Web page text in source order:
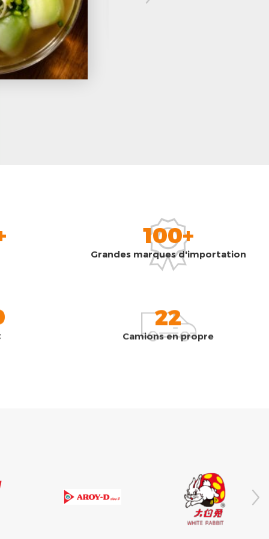
100+
Grandes marques d'importation
22
Camions en propre